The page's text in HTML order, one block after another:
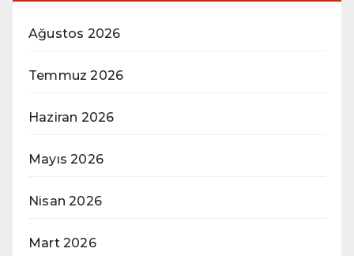
Ağustos 2026
Temmuz 2026
Haziran 2026
Mayıs 2026
Nisan 2026
Mart 2026